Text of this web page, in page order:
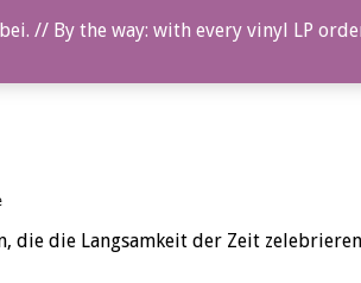
Mizuno
die die Langsamkeit der Zeit zelebrieren
// By the way: with every vinyl LP